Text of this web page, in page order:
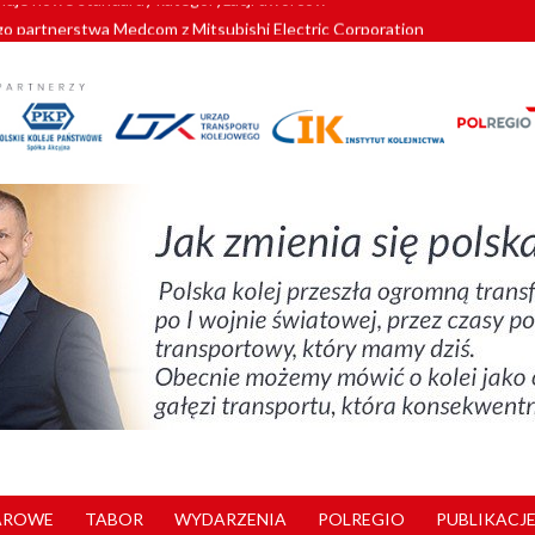
partnerstwa Medcom z Mitsubishi Electric Corporation
znów szuka dostawcy nowych EZT
kolejowych w północnej Wielkopolsce. Łatwiejsze dojazdy do pracy i
nowe standardy kategoryzacji dworców
TABOR WYDARZENIA POLREGIO